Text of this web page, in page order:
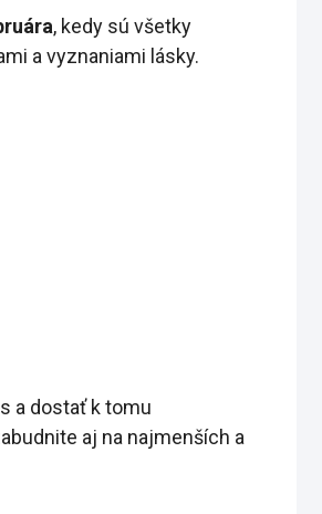
, kedy sú všetky
a vyznaniami lásky.
a dostať k tomu
aj na najmenších a